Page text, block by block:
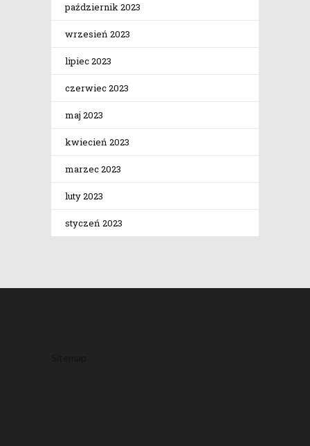
październik 2023
wrzesień 2023
lipiec 2023
czerwiec 2023
maj 2023
kwiecień 2023
marzec 2023
luty 2023
styczeń 2023